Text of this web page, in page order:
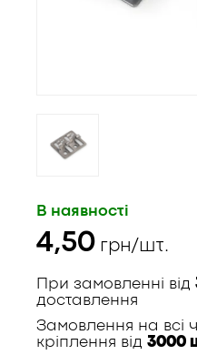
В наявності
4,50 грн/шт.
При замовленні від
доставлення
Замовлення на всі
кріплення від 3000